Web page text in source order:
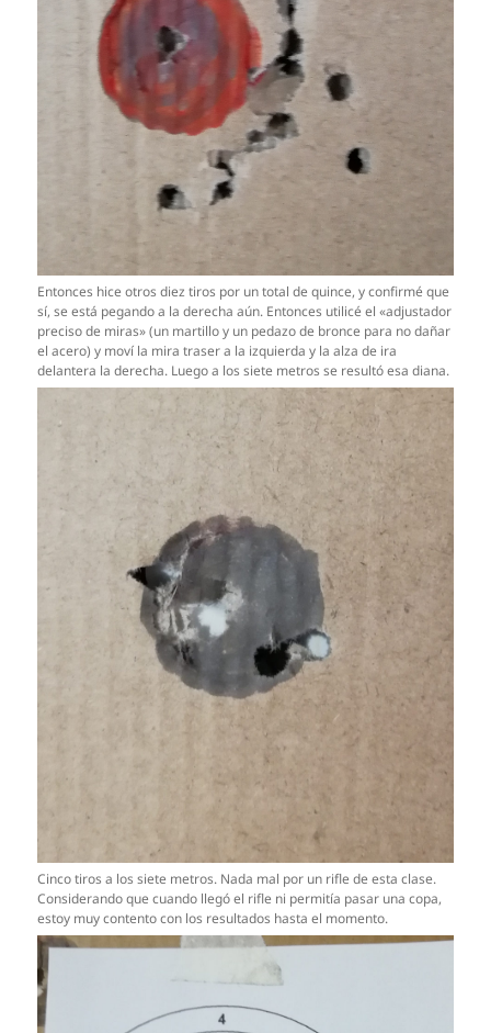
Entonces hice otros diez tiros por un total de quince, y confirmé que
sí, se está pegando a la derecha aún. Entonces utilicé el «adjustador
preciso de miras» (un martillo y un pedazo de bronce para no dañar
el acero) y moví la mira traser a la izquierda y la alza de ira
delantera la derecha. Luego a los siete metros se resultó esa diana.
Cinco tiros a los siete metros. Nada mal por un rifle de esta clase.
Considerando que cuando llegó el rifle ni permitía pasar una copa,
estoy muy contento con los resultados hasta el momento.